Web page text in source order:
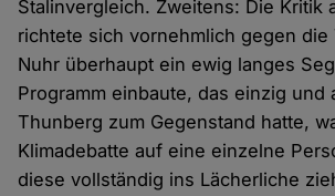
Stalinvergleich. Zweitens: Die Kritik
richtete sich vornehmlich gegen die
Nuhr überhaupt ein ewig langes
Programm einbaute, das einzig und
Thunberg zum Gegenstand hatte,
Klimadebatte auf eine einzelne
diese vollständig ins Lächerliche